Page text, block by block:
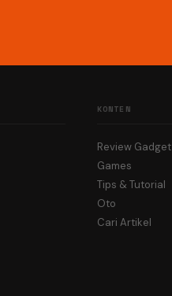
KONTEN
Review Gadget
Games
Tips & Tutorial
Oto
Cari Artikel